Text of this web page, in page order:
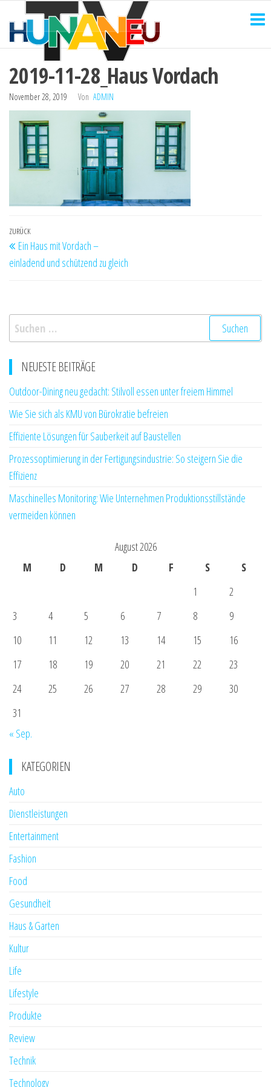
Inhalt
springen
2019-11-28_Haus Vordach
November 28, 2019 Von ADMIN
Beitragsnavigation
Vorheriger
Beitrag
ZURÜCK
Ein Haus mit Vordach –
einladend und schützend zu gleich
Suchen
nach:
NEUESTE BEITRÄGE
Outdoor-Dining neu gedacht: Stilvoll essen unter freiem Himmel
Wie Sie sich als KMU von Bürokratie befreien
Effiziente Lösungen für Sauberkeit auf Baustellen
Prozessoptimierung in der Fertigungsindustrie: So steigern Sie die
Effizienz
Maschinelles Monitoring: Wie Unternehmen Produktionsstillstände
vermeiden können
August 2026
M
D M D F S
S
1
2
3
4 5 6 7 8
9
10
11 12 13 14 15
16
17
18 19 20 21 22
23
24
25 26 27 28 29
30
31
« Sep.
KATEGORIEN
Auto
Dienstleistungen
Entertainment
Fashion
Food
Gesundheit
Haus & Garten
Kultur
Life
Lifestyle
Produkte
Review
Technik
Technology